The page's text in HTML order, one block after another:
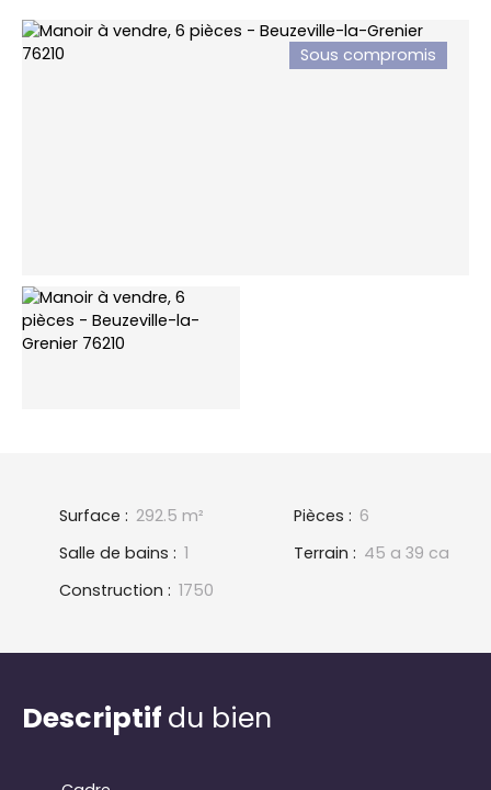
Sous compromis
Surface : 292.5 m² Pièces : 6
Salle de bains : 1 Terrain : 45 a 39 ca
Construction : 1750
Descriptif du bien